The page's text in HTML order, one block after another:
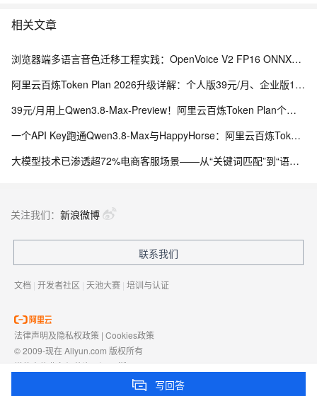
相关文章
浏览器端多语言音色迁移工程实践：OpenVoice V2 FP16 ONNX、WebGPU 与 ModelScope 模型分发
阿里云百炼Token Plan 2026升级详解：个人版39元/月、企业版150元/席，Qwen3.8-Max-Preview与HappyHorse-1.1全模态订阅指南
39元/月用上Qwen3.8-Max-Preview！阿里云百炼Token Plan个人版上线，企业版同步降价，夜间低至2折
一个API Key跑通Qwen3.8-Max与HappyHorse：阿里云百炼Token Plan升级，文本/图像/视频全模态一站搞定
大模型技术已渗透超72%电商客服场景——从“关键词匹配”到“语义理解”的技术跃迁
写回答
关注我们： 新浪微博
联系我们
文档 | 开发者社区 | 天池大赛 | 培训与认证
法律声明及隐私权政策 | Cookies政策
© 2009-现在 Aliyun.com 版权所有
增值电信业务经营许可证： 浙B2-20080101
浙D3-20210002